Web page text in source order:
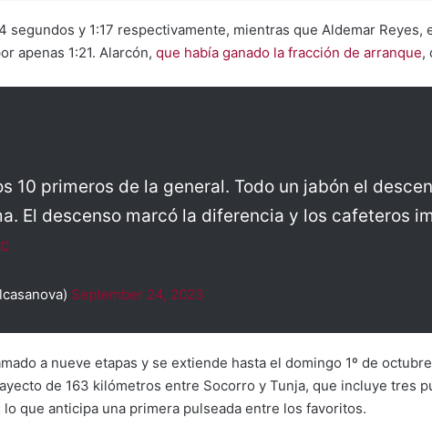
segundos y 1:17 respectivamente, mientras que Aldemar
apenas 1:21. Alarcón, que había ganado la fracción de arranque,
10 primeros de la general. Todo un jabón el
El descenso marcó la diferencia y los cafeteros
September 24, 2023
a nueve etapas y se extiende hasta el domingo 1º de
de 163 kilómetros entre Socorro y Tunja, que incluye tres
que anticipa una primera pulseada entre los favoritos.